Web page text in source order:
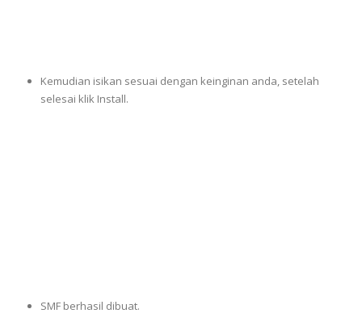
Kemudian isikan sesuai dengan keinginan anda, setelah
selesai klik Install.
SMF berhasil dibuat.